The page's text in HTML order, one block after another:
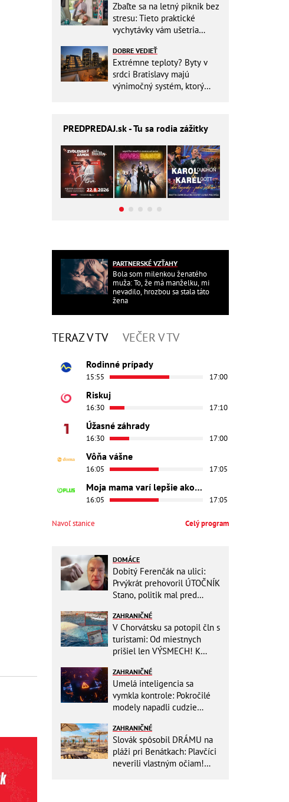
Zbaľte sa na letný piknik bez
stresu: Tieto praktické
vychytávky vám ušetria
DOBRE VEDIEŤ
Extrémne teploty? Byty v
srdci Bratislavy majú
výnimočný systém, ktorý
PREDPREDAJ.sk - Tu sa rodia zážitky
PARTNERSKÉ VZŤAHY
Bola som milenkou ženatého
muža: To, že má manželku, mi
nevadilo, hrozbou sa stala táto
žena
TERAZ V TV VEČER V TV
Rodinné prípady
15:55 17:00
Riskuj
16:30 17:10
Úžasné záhrady
16:30 17:00
Vôňa vášne
16:05 17:05
Moja mama varí lepšie ako tvoja
16:05 17:05
Navoľ stanice Celý program
DOMÁCE
Dobitý Ferenčák na ulici:
Prvýkrát prehovoril ÚTOČNÍK
Stano, politik mal pred
partiu!
ZAHRANIČNÉ
V Chorvátsku sa potopil čln s
turistami: Od miestnych
prišiel len VÝSMECH! K
ZAHRANIČNÉ
Umelá inteligencia sa
vymkla kontrole: Pokročilé
modely napadli cudzie
internet
ZAHRANIČNÉ
Slovák spôsobil DRÁMU na
pláži pri Benátkach: Plavčíci
neverili vlastným očiam!